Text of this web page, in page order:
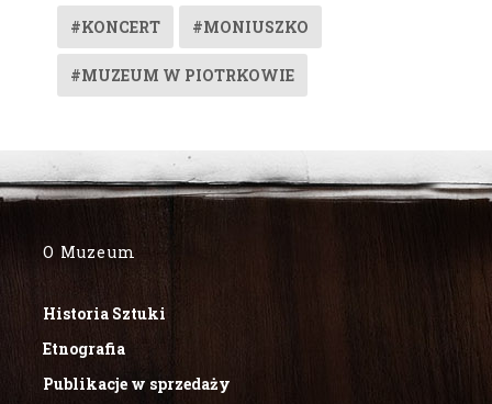
#KONCERT #MONIUSZKO
#MUZEUM W PIOTRKOWIE
O Muzeum
Historia Sztuki
Etnografia
Publikacje w sprzedaży